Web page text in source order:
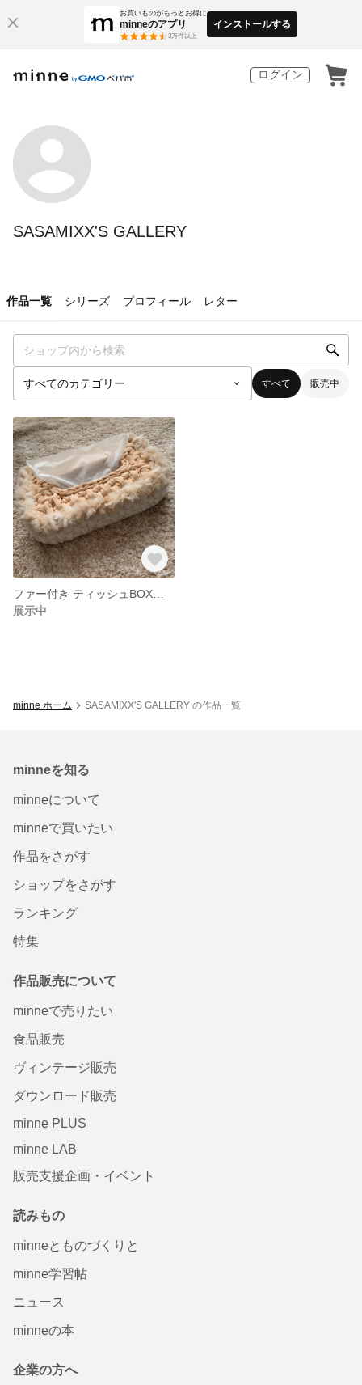
お買いものがもっとお得に
minneのアプリ
3万件以上
インストールする
ログイン
SASAMIXX'S GALLERY
作品一覧 シリーズ プロフィール レター
すべて 販売中
展示中
minne ホーム SASAMIXX'S GALLERY の作品一覧
minneを知る
minneについて
minneで買いたい
作品をさがす
ショップをさがす
ランキング
特集
作品販売について
minneで売りたい
食品販売
ヴィンテージ販売
ダウンロード販売
minne PLUS
minne LAB
販売支援企画・イベント
読みもの
minneとものづくりと
minne学習帖
ニュース
minneの本
企業の方へ